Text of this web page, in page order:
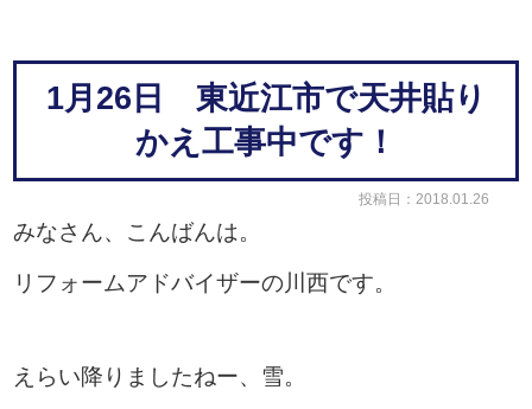
1月26日 東近江市で天井貼り
かえ工事中です！
投稿日：2018.01.26
みなさん、こんばんは。
リフォームアドバイザーの川西です。
えらい降りましたねー、雪。